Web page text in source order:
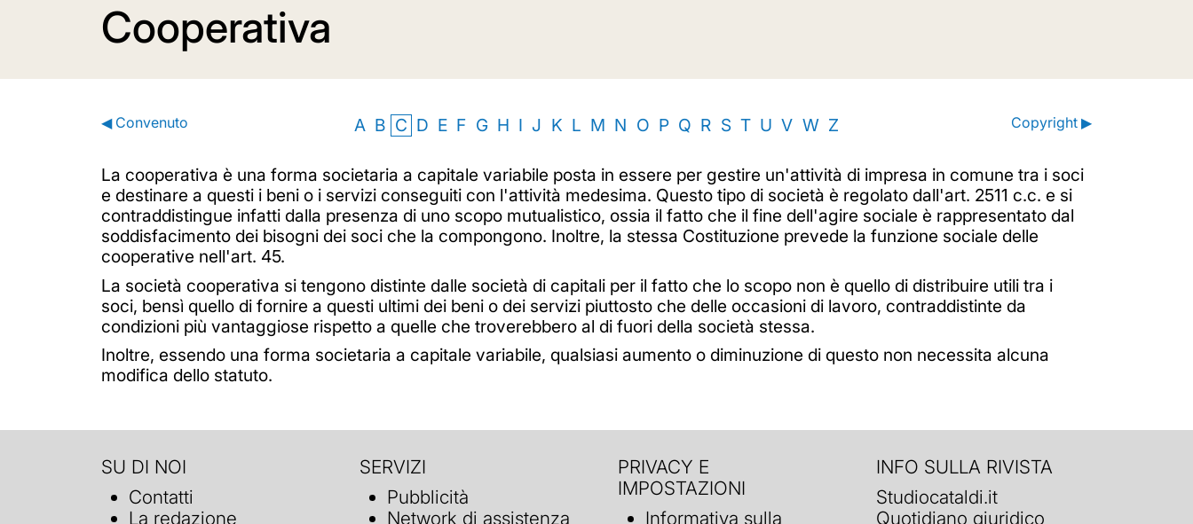
Cooperativa
◀ Convenuto A B C D E F G H I J K L M N O P Q R S T U V W Z Copyright ▶
La cooperativa è una forma societaria a capitale variabile posta in essere per gestire un'attività di impresa in comune tra i soci
e destinare a questi i beni o i servizi conseguiti con l'attività medesima. Questo tipo di società è regolato dall'art. 2511 c.c. e si
contraddistingue infatti dalla presenza di uno scopo mutualistico, ossia il fatto che il fine dell'agire sociale è rappresentato dal
soddisfacimento dei bisogni dei soci che la compongono. Inoltre, la stessa Costituzione prevede la funzione sociale delle
cooperative nell'art. 45.
La società cooperativa si tengono distinte dalle società di capitali per il fatto che lo scopo non è quello di distribuire utili tra i
soci, bensì quello di fornire a questi ultimi dei beni o dei servizi piuttosto che delle occasioni di lavoro, contraddistinte da
condizioni più vantaggiose rispetto a quelle che troverebbero al di fuori della società stessa.
Inoltre, essendo una forma societaria a capitale variabile, qualsiasi aumento o diminuzione di questo non necessita alcuna
modifica dello statuto.
SU DI NOI
Contatti
La redazione
SERVIZI
Pubblicità
Network di assistenza
PRIVACY E
IMPOSTAZIONI
Informativa sulla
INFO SULLA RIVISTA
Studiocataldi.it
Quotidiano giuridico